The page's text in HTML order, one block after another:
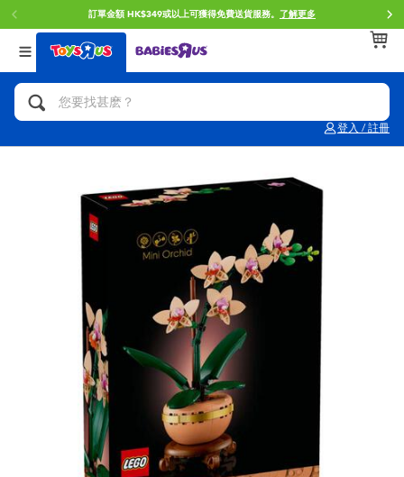
訂單金額 HK$349或以上可獲得免費送貨服務。 了解更多
登入 / 註冊
返回
分類目錄
人氣英雄,角色扮演,射擊玩具
拼砌組合及樂高LEGO
玩具車,貨車,火車及遙控系列
手工藝,文具,蠟筆,泥膠,畫板
娃娃, 芭比,收藏公仔
電子玩具
遊戲及拼圖系列
返回
品牌
Brunch Brother 早午餐兄弟
Spider-Man蜘蛛俠
Mini Brands
Play-Doh培樂多
Pokemon寶可夢
playpop
LEGO樂高
返回
年齢
0~2歳
5~7歳
8~11歳
12~14歳
14歳以上